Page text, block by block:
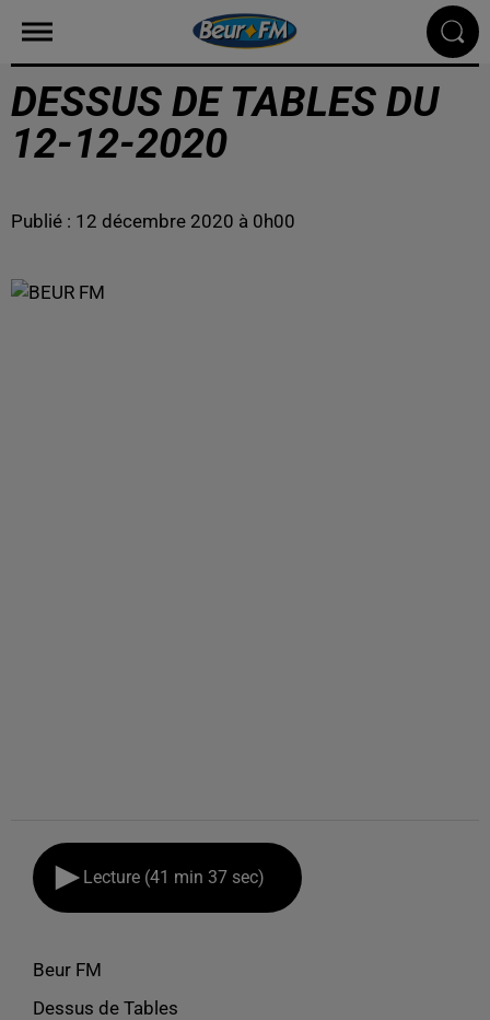
DESSUS DE TABLES DU
12-12-2020
Publié : 12 décembre 2020 à 0h00
Lecture (41 min 37 sec)
Beur FM
Dessus de Tables